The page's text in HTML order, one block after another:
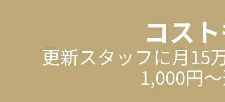
コス
更新スタッフに月15
1,000円